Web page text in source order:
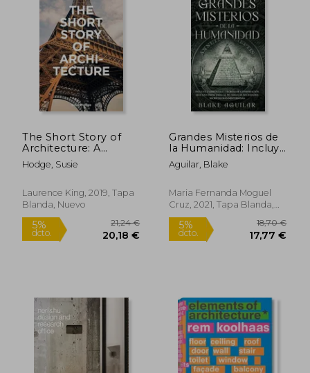
5%
dcto. 29,63 €
5%
dcto.
The Short Story of
Architecture: A
Pocket Guide to key
Styles, Buildings,
(en Inglés)
Hodge, Susie
Laurence King, 2019, Tapa
Blanda, Nuevo
Grandes Misterios de
la Humanidad: Incluye
2 Libros en 1 - Teorías
de Conspiración que
Mundo, las
Sociedades Secretas
Aguilar, Blake
Maria Fernanda Moguel
Cruz, 2021, Tapa Blanda,
Nuevo